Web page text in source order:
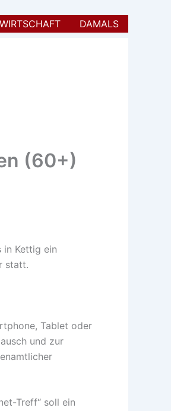
WIRTSCHAFT DAMALS
(60+)
in Kettig ein
statt.
Tablet oder
und zur
Treff“ soll ein